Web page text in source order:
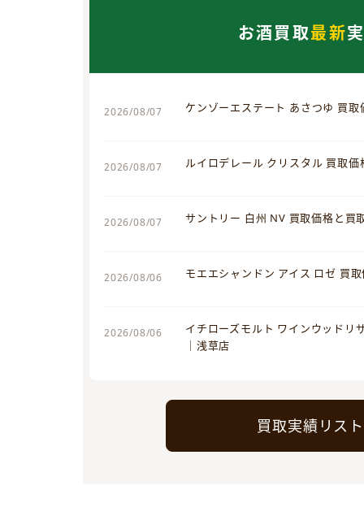
お酒買取最新
2026/08/07 ケンゾーエステート あさつゆ 買
2026/08/07 ルイロデレール クリスタル 買取
2026/08/07 サントリー 白州 NV 買取価格と買
2026/08/06 モエエシャンドン アイス ロゼ 買
2026/08/06
イチローズモルト ワインウッドリ
｜浅草店
買取実績リスト